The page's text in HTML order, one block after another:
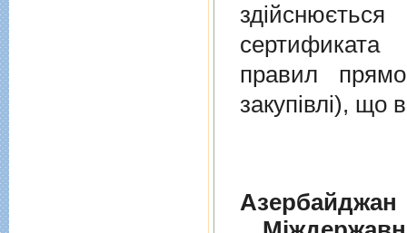
правил
закупівлі), що
Азербайджан